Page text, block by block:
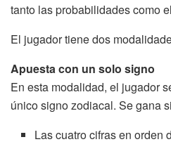
tanto las probabilidades como
El jugador tiene dos
Apuesta con un solo signo
En esta modalidad, el jugador
único signo zodiacal. Se gana
Las cuatro cifras en orden